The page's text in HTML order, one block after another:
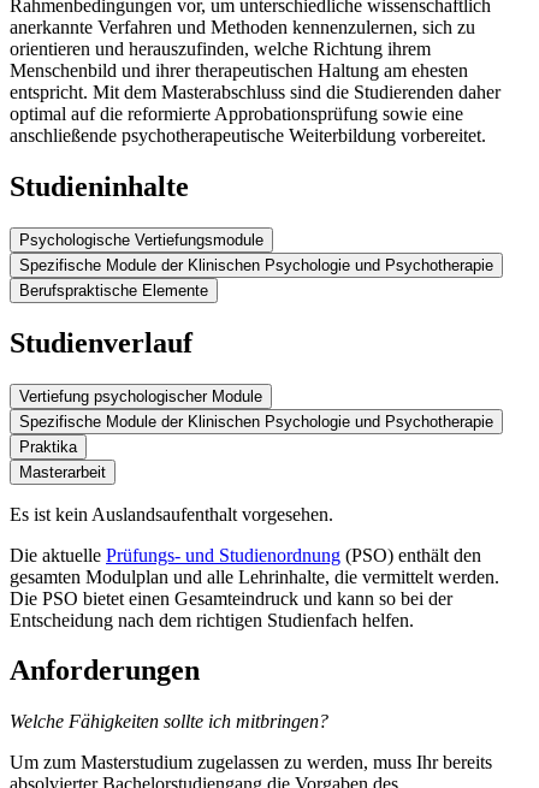
Rahmenbedingungen vor, um unterschiedliche wissenschaftlich
anerkannte Verfahren und Methoden kennenzulernen, sich zu
orientieren und herauszufinden, welche Richtung ihrem
Menschenbild und ihrer therapeutischen Haltung am ehesten
entspricht. Mit dem Masterabschluss sind die Studierenden daher
optimal auf die reformierte Approbationsprüfung sowie eine
anschließende psychotherapeutische Weiterbildung vorbereitet.
Studieninhalte
Psychologische Vertiefungsmodule
Psychologische Diagnostik und Begutachtung
Forschungsmethoden
(Kognitive und Biologische Psychologie, Entwicklungs- und
Sozialpsychologie)
Spezifische Module der Klinischen Psychologie und Psychotherapie
Krankheits- und Verfahrenslehre
Angewandte Psychotherapie
Berufsqualifizierende Tätigkeit II
Berufspraktische Elemente
Studienverlauf
Vertiefung psychologischer Module
A Psychologische Diagnostik und Begutachtung
B Forschungsmethoden
C
Vertiefung psychologischer Grundlagen (Wahlpflichtmodul, 1
Spezifische Module der Klinischen Psychologie und Psychotherapie
D Krankheits- und Verfahrenslehre
E Qualitätssicherung und Selbstreflexion
G Angewandte Psychotherapie
Praktika
H Forschungsorientiertes Praktikum II – Psychotherapieforschung
J
Berufsqualifizierende Tätigkeit III – (teil-)stationäre Versorgung
Masterarbeit
Es ist kein Auslandsaufenthalt vorgesehen.
Die aktuelle Prüfungs- und Studienordnung (PSO) enthält den
gesamten Modulplan und alle Lehrinhalte, die vermittelt werden.
Die PSO bietet einen Gesamteindruck und kann so bei der
Entscheidung nach dem richtigen Studienfach helfen.
Anforderungen
Welche Fähigkeiten sollte ich mitbringen?
Um zum Masterstudium zugelassen zu werden, muss Ihr bereits